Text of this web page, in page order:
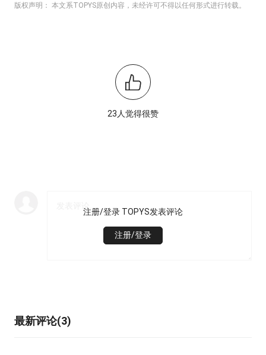
版权声明： 本文系TOPYS原创内容，未经许可不得以任何形式进行转载。
23人觉得很赞
注册/登录 TOPYS发表评论
注册/登录
最新评论(3)